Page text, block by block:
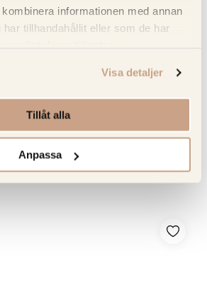
informationen med annan
tillhandahållit eller som de har
Visa detaljer
Tillåt alla
Anpassa
296x296